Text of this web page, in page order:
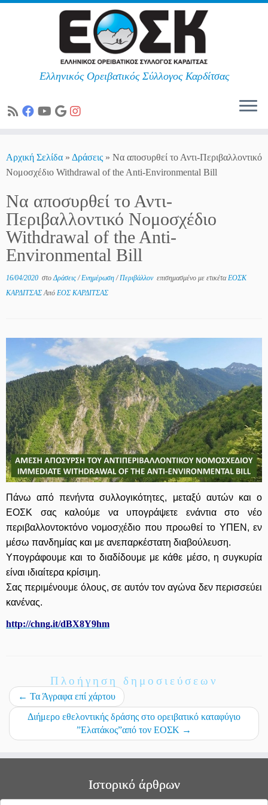
content
Ελληνικός Ορειβατικός Σύλλογος Καρδίτσας
Αρχική Σελίδα » Δράσεις » Να αποσυρθεί το Αντι-Περιβαλλοντικό
Νoμοσχέδιο Withdrawal of the Anti-Environmental Bill
Να αποσυρθεί το Αντι-
Περιβαλλοντικό Νoμοσχέδιο
Withdrawal of the Anti-
Environmental Bill
16/04/2020 στοΔράσεις/Ενημέρωση/Περιβάλλον επισημασμένο με ετικέταΕΟΣΚ
ΚΑΡΔΙΤΣΑΣΑπό ΕΟΣ ΚΑΡΔΙΤΣΑΣ
Πάνω από πενήντα συλλογικότητες, μεταξύ αυτών και ο
ΕΟΣΚ σας καλούμε να υπογράψετε ενάντια στο νέο
περιβαλλοντοκτόνο νομοσχέδιο που προωθεί το ΥΠΕΝ, εν
μέσω πανδημίας και με ανεπαρκέστατη διαβούλευση.
Υπογράφουμε και το διαδίδουμε με κάθε μέσο, η συγκυρία
είναι ιδιαίτερα κρίσιμη.
Σας περιμένουμε όλους, σε αυτόν τον αγώνα δεν περισσεύει
κανένας.
http://chng.it/dBX8Y9hm
Πλοήγηση δημοσιεύσεων
← Τα Άγραφα επί χάρτου
Διήμερο εθελοντικής δράσης στο ορειβατικό καταφύγιο
”Ελατάκος”από τον ΕΟΣΚ →
Ιστορικό άρθρων